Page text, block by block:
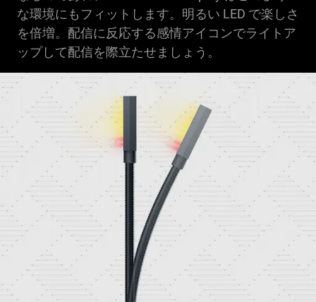
な環境にもフィットします。明るい LED で楽しさ
を倍増。配信に反応する感情アイコンでライトア
ップして配信を際立たせましょう。